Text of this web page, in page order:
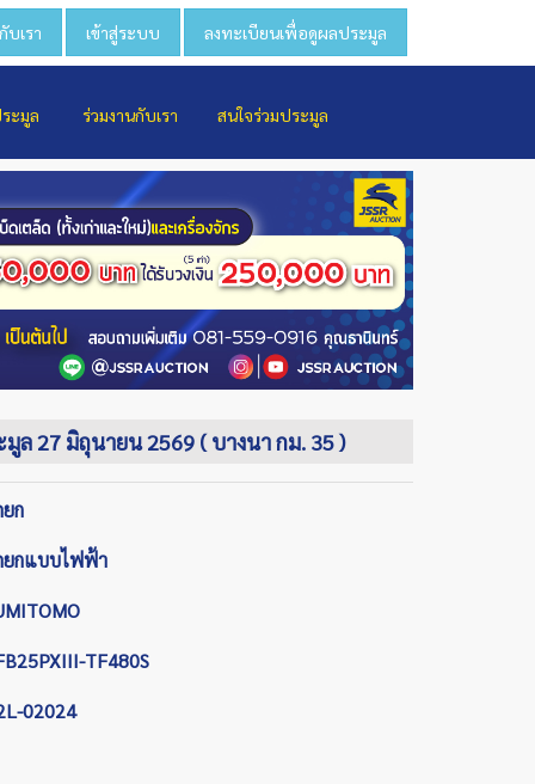
บเรา เข้าสู่ระบบ ลงทะเบียนเพื่อดูผลประมูล
ะมูล ร่วมงานกับเรา สนใจร่วมประมูล
ล 27 มิถุนายน 2569 ( บางนา กม. 35 )
ก
ยกแบบไฟฟ้า
TF480S
02024